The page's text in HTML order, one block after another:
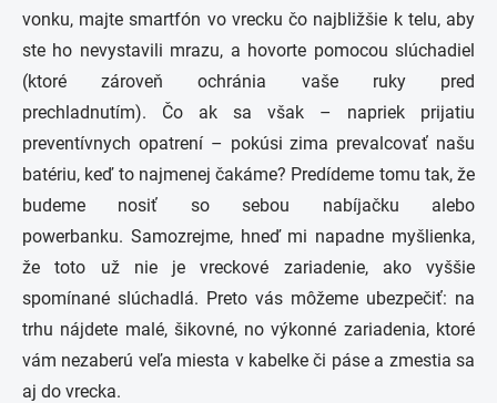
vonku, majte smartfón vo vrecku čo najbližšie k telu, aby
ste ho nevystavili mrazu, a hovorte pomocou slúchadiel
(ktoré zároveň ochránia vaše ruky pred
prechladnutím). Čo ak sa však – napriek prijatiu
preventívnych opatrení – pokúsi zima prevalcovať našu
batériu, keď to najmenej čakáme? Predídeme tomu tak, že
budeme nosiť so sebou nabíjačku alebo
powerbanku. Samozrejme, hneď mi napadne myšlienka,
že toto už nie je vreckové zariadenie, ako vyššie
spomínané slúchadlá. Preto vás môžeme ubezpečiť: na
trhu nájdete malé, šikovné, no výkonné zariadenia, ktoré
vám nezaberú veľa miesta v kabelke či páse a zmestia sa
aj do vrecka.